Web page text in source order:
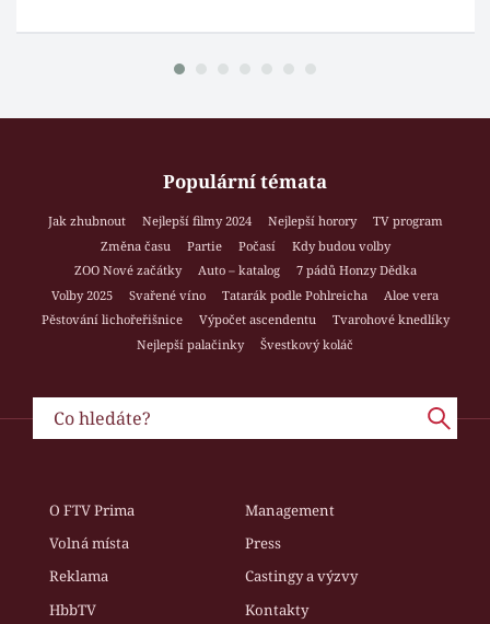
Populární témata
Jak zhubnout Nejlepší filmy 2024 Nejlepší horory
TV program
Změna času
Partie Počasí
Kdy budou volby
ZOO Nové začátky
Auto – katalog
7 pádů Honzy Dědka
Volby 2025
Svařené víno Tatarák podle Pohlreicha
Aloe vera
Pěstování lichořeřišnice
Výpočet ascendentu
Tvarohové knedlíky
Nejlepší palačinky
Švestkový koláč
O FTV Prima
Management
Volná místa
Press
Reklama
Castingy a výzvy
HbbTV
Kontakty